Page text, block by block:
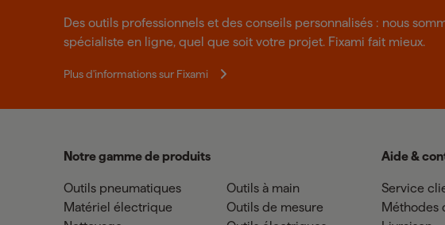
Des outils professionnels et des conseils personnalisés : nous
spécialiste en ligne, quel que soit votre projet. Fixami fait mieux.
Plus d'informations sur Fixami
Notre gamme de produits
Outils pneumatiques
Matériel électrique
Outils à main
Outils de mesure
Aide &
Service
Méthodes